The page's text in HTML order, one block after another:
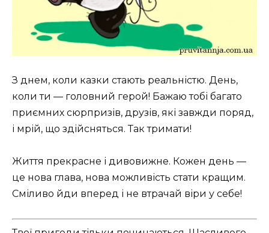
З днем, коли казки стають реальністю. День,
коли ти — головний герой! Бажаю тобі багато
приємних сюрпризів, друзів, які завжди поряд,
і мрій, що здійсняться. Так тримати!
Життя прекрасне і дивовижне. Кожен день —
це нова глава, нова можливість стати кращим.
Сміливо йди вперед і не втрачай віри у себе!